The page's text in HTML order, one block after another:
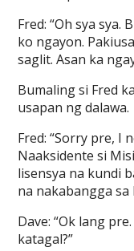
Fred: “Oh sya
ko ngayon.
saglit. Asan ka
Bumaling si Fred
usapan ng dalawa.
Fred: “Sorry pre, I
Naaksidente si
lisensya na kundi
na nakabangga sa
Dave: “Ok lang
katagal?”